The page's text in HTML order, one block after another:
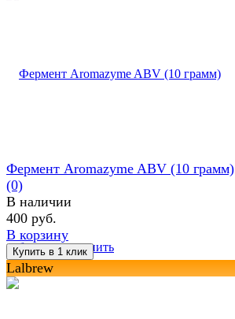
избранное сравнить
Фермент Aromazyme ABV (10 грамм)
(0)
В наличии
400 руб.
В корзину
Lalbrew